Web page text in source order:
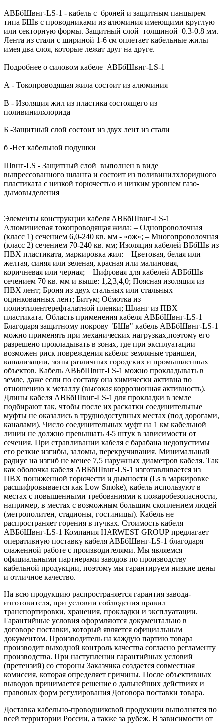
АВБбШвнг-LS-1 - кабель с броней и защитным панцырем
типа БШв с проводниками из алюминия имеющими круглую
или секторную формы. Защитный слой толщиной 0.3-0.8 мм.
Лента из стали с шириной 1-6 см оплетает кабельные жилы
имея два слоя, которые лежат друг на друге.
Подробнее о силовом кабеле АВБбШвнг-LS-1
А - Токопроводящая жила состоит из алюминия
В - Изоляция жил из пластика состоящего из
поливинилхлорида
Б -Защитный слой состоит из двух лент из стали
б -Нет кабельной подушки
Швнг-LS - Защитный слой выполнен в виде
выпрессованного шланга и состоит из поливинилхлоридного
пластиката с низкой горючестью и низким уровнем газо-
дымовыделения
Элементы конструкции кабеля АВБбШвнг-LS-1
Алюминиевая токопроводящая жила: – Однопроволочная
(класс 1) сечением 6,0-240 кв. мм - «ож»; – Многопроволочная
(класс 2) сечением 70-240 кв. мм; Изоляция кабелей ВБбШв из
ПВХ пластиката, маркировка жил: – Цветовая, белая или
желтая, синяя или зеленая, красная или малиновая,
коричневая или черная; – Цифровая для кабелей АВБбШв
сечением 70 кв. мм и выше: 1,2,3,4,0; Поясная изоляция из
ПВХ лент; Броня из двух стальных или стальных
оцинкованных лент; Битум; Обмотка из
полиэтилентерефталатной пленки; Шланг из ПВХ
пластиката. Область применения кабеля АВБбШвнг-LS-1
Благодаря защитному покрову "БШв" кабель АВБбШвнг-LS-1
можно применять при механических нагрузках,поэтому его
разрешено прокладывать в зонах, где при эксплуатации
возможен риск повреждения кабеля: земляные траншеи,
канализации, зоны различных городских и промышленных
объектов. Кабель АВБбШвнг-LS-1 можно прокладывать в
земле, даже если по составу она химически активна по
отношению к металлу (высокая коррозионная активность).
Длины кабеля АВБбШвнг-LS-1 для прокладки в земле
подбирают так, чтобы после их раскатки соединительные
муфты не оказались в труднодоступных местах (под дорогами,
каналами). Число соединительных муфт на 1 км кабельной
линии не должно превышать 4-5 штук в зависимости от
сечения. При стравливании кабеля с барабана недопустимы
его резкие изгибы, заломы, перекручивания. Минимальный
радиус на изгиб не менее 7,5 наружных диаметров кабеля. Так
как оболочка кабеля АВБбШвнг-LS-1 изготавливается из
ПВХ пониженной горючести и дымности (Ls в маркировке
расшифровывается как Low Smoke), кабель используют в
местах с повышенными требованиями к пожаробезопасности,
например, в местах с возможным большим скоплением людей
(метрополитен, стадионы, гостиницы). Кабель не
распространяет горения в пучках. Стоимость кабеля
АВБбШвнг-LS-1 Компания HARWEST GROUP предлагает
оперативную поставку кабеля АВБбШвнг-LS-1 благодаря
слаженной работе с производителями. Мы являемся
официальными партнерами заводов по производству
кабельной продукции, поэтому мы гарантируем низкие цены
и отличное качество.
На всю продукцию распространяется гарантия завода-
изготовителя, при условии соблюдения правил
транспортировки, хранения, прокладки и эксплуатации.
Гарантийные условия оформляются документально в
договоре поставки, который является официальным
документом. Производитель на каждую партию товара
производит выходной контроль качества согласно регламенту
производства. При наступлении гарантийных условий
(претензий) со стороны Заказчика создается совместная
комиссия, которая определяет причины. После объективных
выводов принимается решение о дальнейших действиях и
правовых форм регулирования Договора поставки товара.
Доставка кабельно-проводниковой продукции выполнятся по
всей территории России, а также за рубеж. В зависимости от